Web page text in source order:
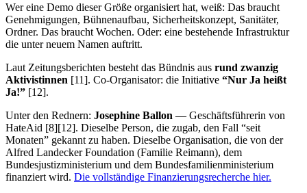
Wer eine Demo dieser Größe organisiert hat, weiß: Das braucht
Genehmigungen, Bühnenaufbau, Sicherheitskonzept, Sanitäter,
Ordner. Das braucht Wochen. Oder: eine bestehende Infrastruktur
die unter neuem Namen auftritt.
Laut Zeitungsberichten besteht das Bündnis aus rund zwanzig
Aktivistinnen [11]. Co-Organisator: die Initiative “Nur Ja heißt
Ja!” [12].
Unter den Rednern: Josephine Ballon — Geschäftsführerin von
HateAid [8][12]. Dieselbe Person, die zugab, den Fall “seit
Monaten” gekannt zu haben. Dieselbe Organisation, die von der
Alfred Landecker Foundation (Familie Reimann), dem
Bundesjustizministerium und dem Bundesfamilienministerium
finanziert wird. Die vollständige Finanzierungsrecherche hier.